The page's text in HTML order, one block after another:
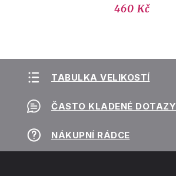
460 Kč
TABULKA VELIKOSTÍ
ČASTO KLADENÉ DOTAZY
NÁKUPNÍ RÁDCE